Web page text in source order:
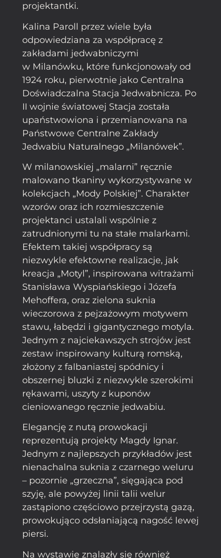
projektantki.
Kalina Paroll przez wiele była
odpowiedziana za współpracę z
zakładami jedwabniczymi
w Milanówku, które funkcjonowały od
1924 roku, pierwotnie jako Centralna
Doświadczalna Stacja Jedwabnicza. Po
II wojnie światowej Stacja została
upaństwowiona i przemianowana na
Państwowe Centralne Zakłady
Jedwabiu Naturalnego „Milanówek”.
W milanowskiej „malarni” ręcznie
malowano tkaniny wykorzystywane w
kolekcjach „Mody Polskiej”. Charakter
wzorów oraz ich rozmieszczenie
projektanci ustalali wspólnie z
zatrudnionymi tu na stałe malarkami.
Efektem takiej współpracy są
niezwykle efektowne realizacje, jak
kreacja „Motyl”, inspirowana witrażami
Stanisława Wyspiańskiego i Józefa
Mehoffera, oraz zielona suknia
wieczorowa z pejzażowym motywem
stawu, łabędzi i gigantycznego motyla.
Jednym z najciekawszych strojów jest
zestaw inspirowany kulturą romską,
złożony z falbaniastej spódnicy i
obszernej bluzki z niezwykle szerokimi
rękawami, uszyty z kuponów
cieniowanego ręcznie jedwabiu.
Elegancję z nutą prowokacji
reprezentują projekty Magdy Ignar.
Jednym z najlepszych przykładów jest
nienachalna suknia z czarnego weluru
– pozornie „grzeczna”, sięgająca pod
szyję, ale powyżej linii talii welur
zastąpiono częściowo przejrzystą gazą,
prowokująco odsłaniającą nagość lewej
piersi.
Na wystawie znalazły się również